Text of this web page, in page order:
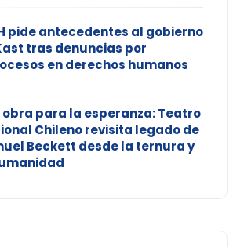
pide antecedentes al gobierno
tras denuncias por
en derechos humanos
obra para la esperanza: Teatro
Chileno revisita legado de
Beckett desde la ternura y